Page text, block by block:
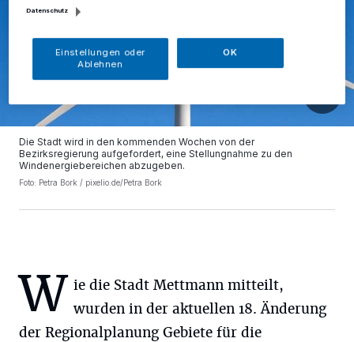
Die Stadt wird in den kommenden Wochen von der
Bezirksregierung aufgefordert, eine Stellungnahme zu den
Windenergiebereichen abzugeben.
Foto: Petra Bork / pixelio.de/Petra Bork
W ie die Stadt Mettmann mitteilt,
wurden in der aktuellen 18. Änderung
der Regionalplanung Gebiete für die
Datenschutz
Einstellungen oder
Ablehnen
OK